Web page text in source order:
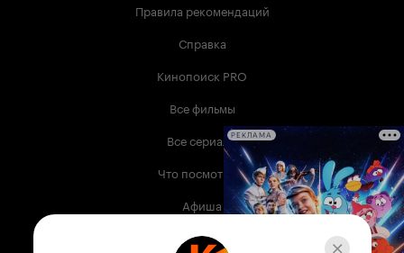
Правила рекомендаций
Справка
Кинопоиск PRO
Все фильмы
Все сериалы
Что посмотреть
Афиша
Музыка
РЕКЛАМА